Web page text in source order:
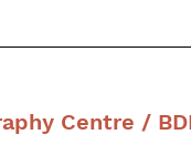
Centre /